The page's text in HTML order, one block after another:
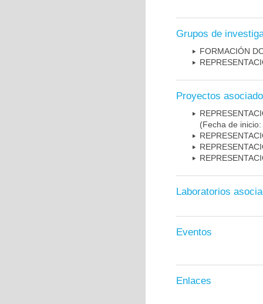
Grupos de
FORMACIÓN
Proyectos
(Fecha de
Laboratorios
Eventos
Enlaces